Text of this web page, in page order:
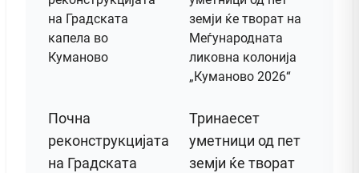
Почна
реконструкцијата
на Градската
Тринаесет
уметници од пет
земји ќе творат